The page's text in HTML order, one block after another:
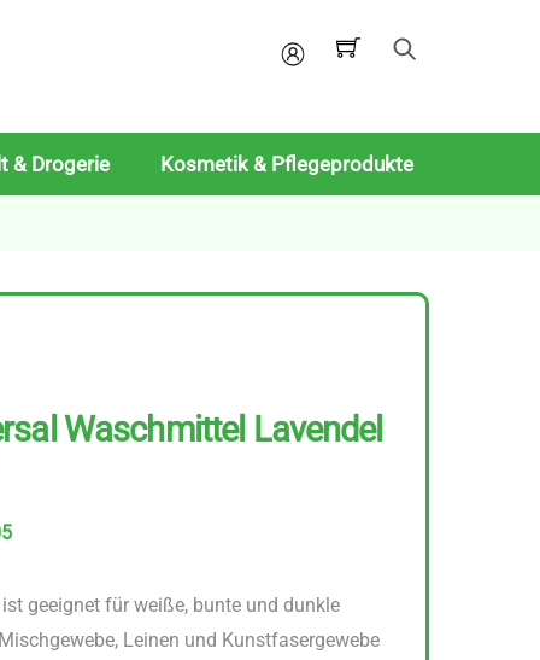
Mein
& Drogerie Kosmetik & Pflegeprodukte
Waschmittel Lavendel
geeignet für weiße, bunte und dunkle
Leinen und Kunstfasergewebe